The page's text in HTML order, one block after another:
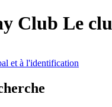
Club Le
et à l'identification